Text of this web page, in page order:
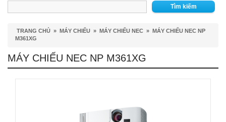
Tìm kiếm
TRANG CHỦ » MÁY CHIẾU » MÁY CHIẾU NEC » MÁY CHIẾU NEC NP
M361XG
MÁY CHIẾU NEC NP M361XG